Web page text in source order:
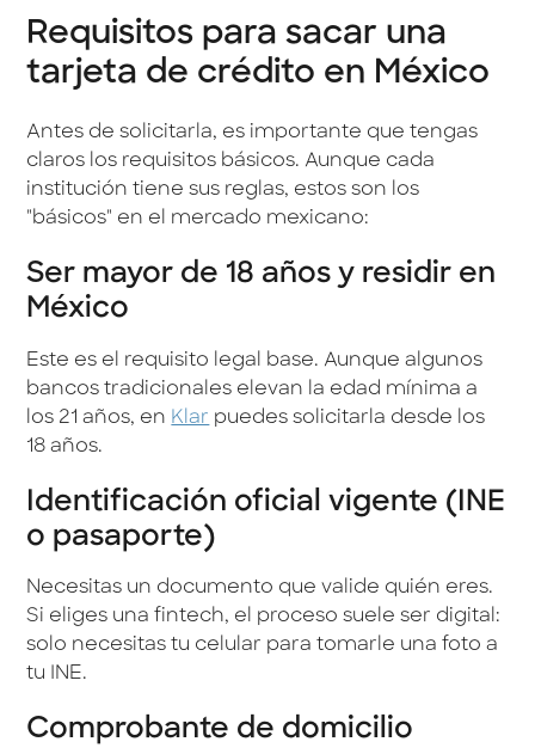
Requisitos para sacar una
tarjeta de crédito en México
Antes de solicitarla, es importante que tengas
claros los requisitos básicos. Aunque cada
institución tiene sus reglas, estos son los
"básicos" en el mercado mexicano:
Ser mayor de 18 años y residir en
México
Este es el requisito legal base. Aunque algunos
bancos tradicionales elevan la edad mínima a
los 21 años, en Klar puedes solicitarla desde los
18 años.
Identificación oficial vigente (INE
o pasaporte)
Necesitas un documento que valide quién eres.
Si eliges una fintech, el proceso suele ser digital:
solo necesitas tu celular para tomarle una foto a
tu INE.
Comprobante de domicilio